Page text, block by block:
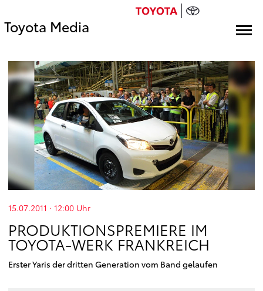
Toyota Media
15.07.2011 · 12:00 Uhr
PRODUKTIONSPREMIERE IM
TOYOTA-WERK FRANKREICH
Erster Yaris der dritten Generation vom Band gelaufen